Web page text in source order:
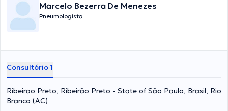
Marcelo Bezerra De Menezes
Pneumologista
Consultório 1
Ribeirao Preto, Ribeirão Preto - State of São Paulo, Brasil, Rio
Branco (AC)